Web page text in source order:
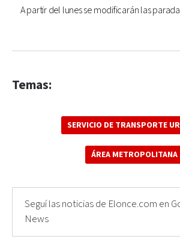
A partir del lunes se modificarán las
Temas:
SERVICIO DE TRANSPORTE
ÁREA METROPOLITANA
Seguí las noticias de Elonce.com en
News